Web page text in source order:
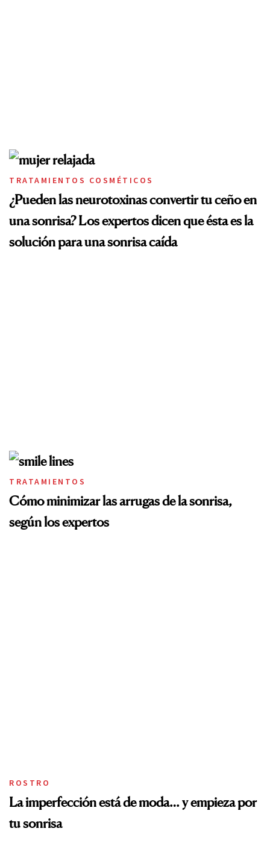
TRATAMIENTOS COSMÉTICOS
¿Pueden las neurotoxinas convertir tu ceño en
una sonrisa? Los expertos dicen que ésta es la
solución para una sonrisa caída
TRATAMIENTOS
Cómo minimizar las arrugas de la sonrisa,
según los expertos
ROSTRO
La imperfección está de moda… y empieza por
tu sonrisa